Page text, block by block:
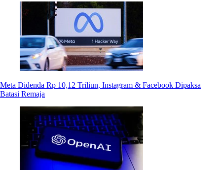
Meta Didenda Rp 10,12 Triliun, Instagram & Facebook Dipaksa
Batasi Remaja